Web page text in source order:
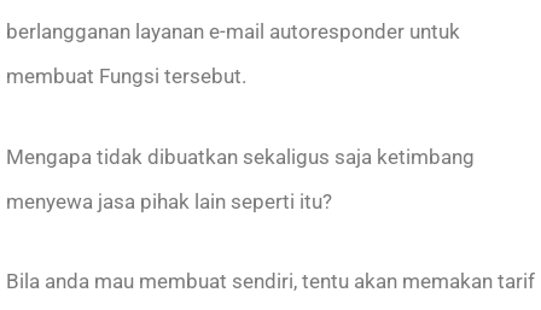
berlangganan layanan e-mail autoresponder untuk
membuat Fungsi tersebut.
Mengapa tidak dibuatkan sekaligus saja ketimbang
menyewa jasa pihak lain seperti itu?
Bila anda mau membuat sendiri, tentu akan memakan tarif